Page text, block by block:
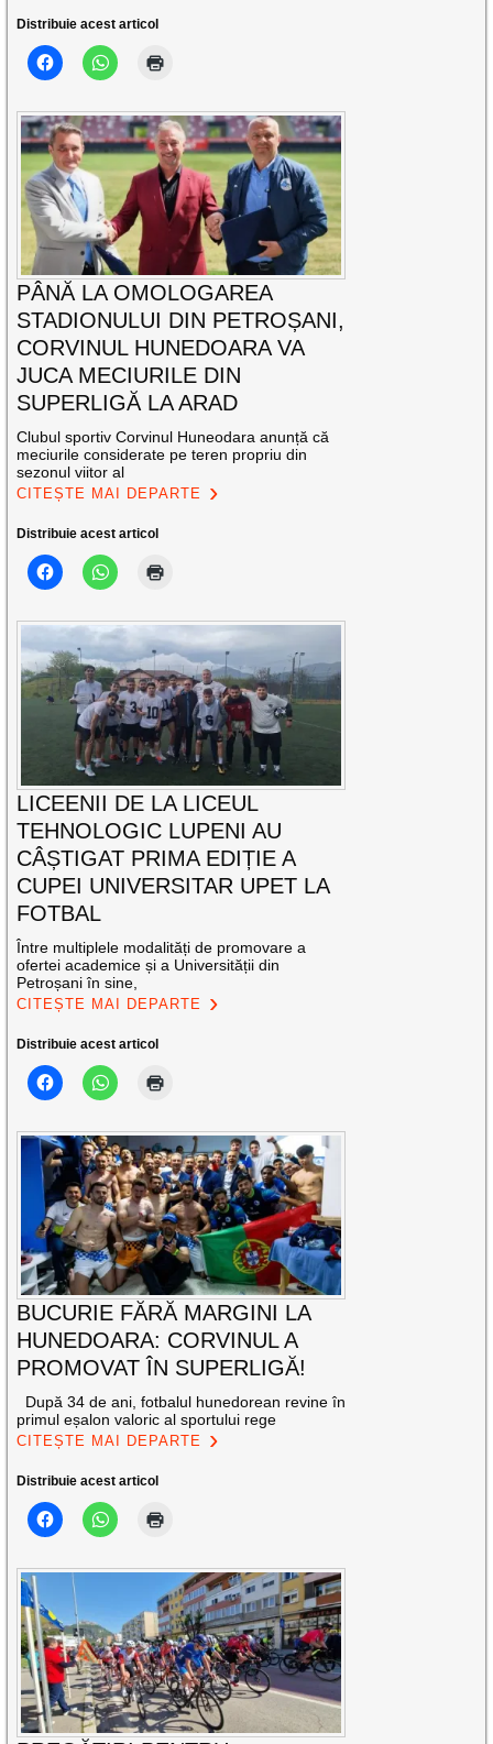
Distribuie acest articol
PÂNĂ LA OMOLOGAREA
STADIONULUI DIN PETROȘANI,
CORVINUL HUNEDOARA VA
JUCA MECIURILE DIN
SUPERLIGĂ LA ARAD
Clubul sportiv Corvinul Huneodara anunță că
meciurile considerate pe teren propriu din
sezonul viitor al
CITEȘTE MAI DEPARTE
Distribuie acest articol
LICEENII DE LA LICEUL
TEHNOLOGIC LUPENI AU
CÂȘTIGAT PRIMA EDIȚIE A
CUPEI UNIVERSITAR UPET LA
FOTBAL
Între multiplele modalități de promovare a
ofertei academice și a Universității din
Petroșani în sine,
CITEȘTE MAI DEPARTE
Distribuie acest articol
BUCURIE FĂRĂ MARGINI LA
HUNEDOARA: CORVINUL A
PROMOVAT ÎN SUPERLIGĂ!
După 34 de ani, fotbalul hunedorean revine în
primul eșalon valoric al sportului rege
CITEȘTE MAI DEPARTE
Distribuie acest articol